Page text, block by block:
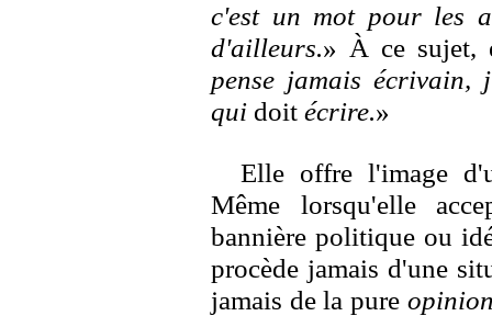
c'est un mot pour les
d'ailleurs.» À ce sujet,
pense jamais écrivain,
qui doit écrire.»
Elle offre l'image
Même lorsqu'elle
bannière politique ou
procède jamais d'une
jamais de la pure